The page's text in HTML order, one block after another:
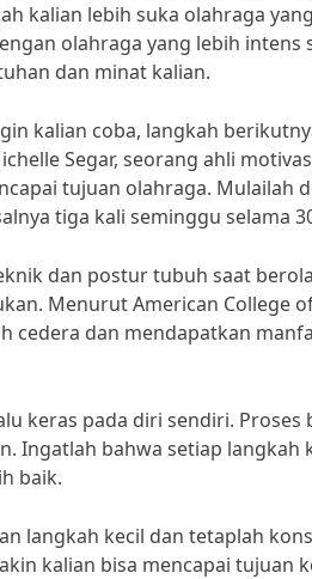
kalian lebih suka olahraga
olahraga yang lebih intens
dan minat kalian.
kalian coba, langkah
Segar, seorang ahli
tujuan olahraga. Mulailah
tiga kali seminggu selama
dan postur tubuh saat
Menurut American College of
cedera dan mendapatkan
keras pada diri sendiri.
Ingatlah bahwa setiap langkah
baik.
langkah kecil dan tetaplah
kalian bisa mencapai tujuan